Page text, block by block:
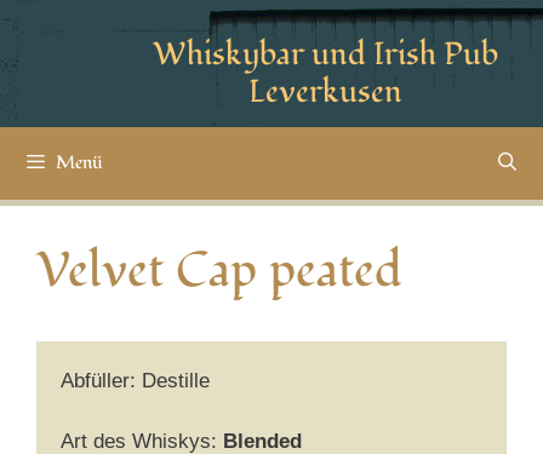
Whiskybar und Irish Pub
Leverkusen
Menü
Velvet Cap peated
Abfüller: Destille
Art des Whiskys: Blended